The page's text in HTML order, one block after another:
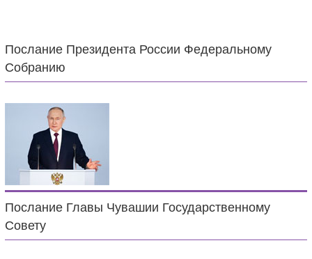
Послание Президента России Федеральному
Собранию
Послание Главы Чувашии Государственному
Совету